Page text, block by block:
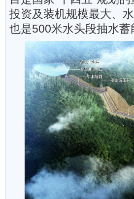
投资及装机规模最大、
也是500米水头段抽水